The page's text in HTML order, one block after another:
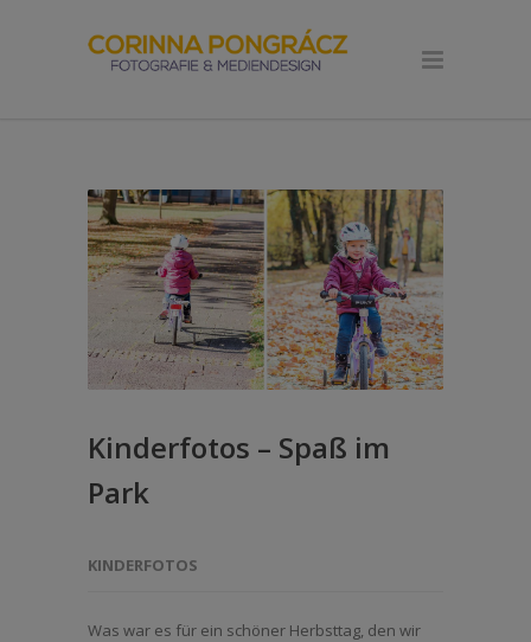
Kinderfotos – Spaß im
Park
KINDERFOTOS
Was war es für ein schöner Herbsttag, den wir